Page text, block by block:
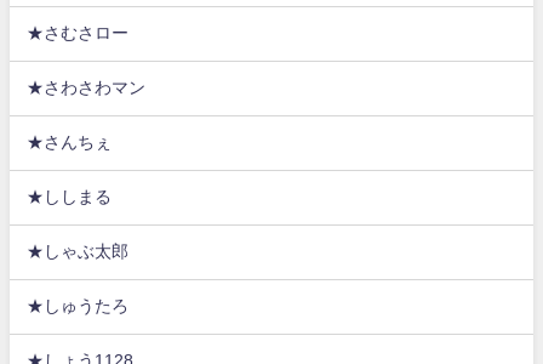
★さむさロー
★さわさわマン
★さんちぇ
★ししまる
★しゃぶ太郎
★しゅうたろ